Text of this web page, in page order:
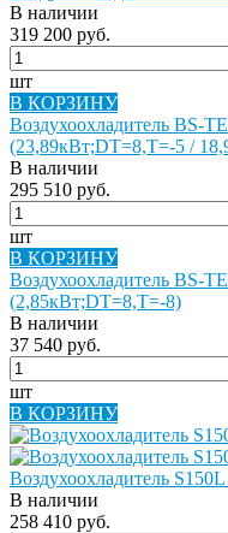
В наличии
319 200 руб.
шт
В КОРЗИНУ
Воздухоохладитель BS-
(23,89кВт;DT=8,Т=-5 /
В наличии
295 510 руб.
шт
В КОРЗИНУ
Воздухоохладитель BS-
(2,85кВт;DT=8,Т=-8)
В наличии
37 540 руб.
шт
В КОРЗИНУ
Воздухоохладитель
В наличии
258 410 руб.